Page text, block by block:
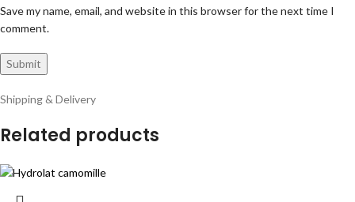
Save my name, email, and website in this browser for the next time I
comment.
Shipping & Delivery
Related products